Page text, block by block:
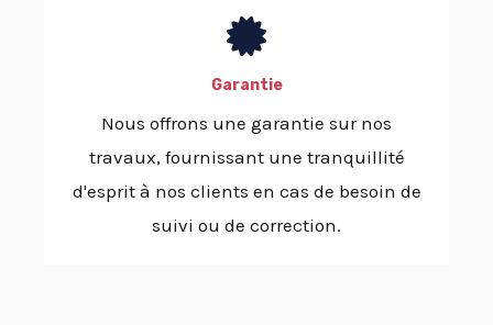
Garantie
Nous offrons une garantie sur nos
travaux, fournissant une tranquillité
d'esprit à nos clients en cas de besoin de
suivi ou de correction.